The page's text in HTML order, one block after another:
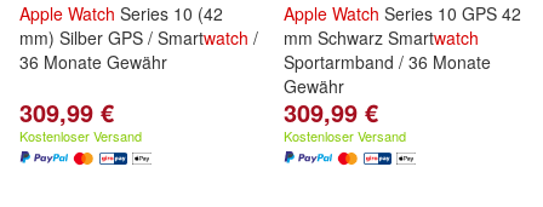
Apple Watch Series 10 (42
mm) Silber GPS / Smartwatch /
36 Monate Gewähr
309,99 €
Kostenloser Versand
Apple Watch Series 10 GPS 42
mm Schwarz Smartwatch
Sportarmband / 36 Monate
Gewähr
309,99 €
Kostenloser Versand